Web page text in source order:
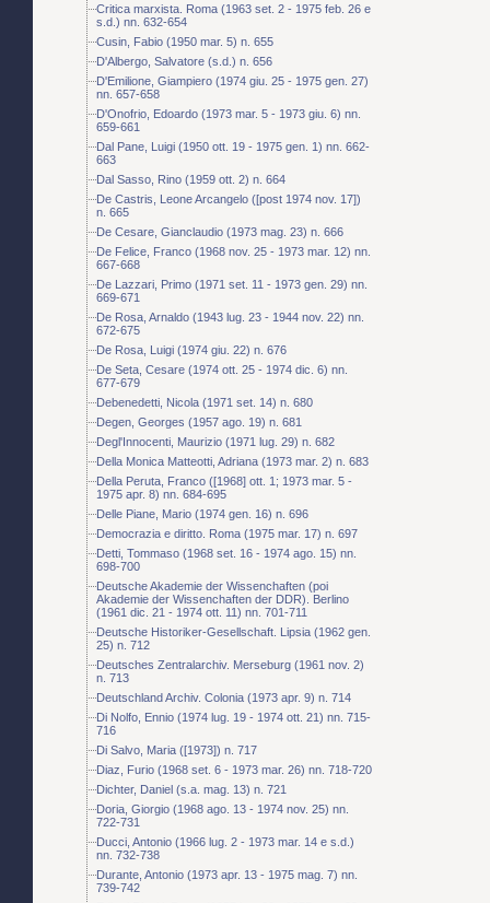
Critica marxista. Roma (1963 set. 2 - 1975 feb. 26 e
s.d.) nn. 632-654
Cusin, Fabio (1950 mar. 5) n. 655
D'Albergo, Salvatore (s.d.) n. 656
D'Emilione, Giampiero (1974 giu. 25 - 1975 gen. 27)
nn. 657-658
D'Onofrio, Edoardo (1973 mar. 5 - 1973 giu. 6) nn.
659-661
Dal Pane, Luigi (1950 ott. 19 - 1975 gen. 1) nn. 662-
663
Dal Sasso, Rino (1959 ott. 2) n. 664
De Castris, Leone Arcangelo ([post 1974 nov. 17])
n. 665
De Cesare, Gianclaudio (1973 mag. 23) n. 666
De Felice, Franco (1968 nov. 25 - 1973 mar. 12) nn.
667-668
De Lazzari, Primo (1971 set. 11 - 1973 gen. 29) nn.
669-671
De Rosa, Arnaldo (1943 lug. 23 - 1944 nov. 22) nn.
672-675
De Rosa, Luigi (1974 giu. 22) n. 676
De Seta, Cesare (1974 ott. 25 - 1974 dic. 6) nn.
677-679
Debenedetti, Nicola (1971 set. 14) n. 680
Degen, Georges (1957 ago. 19) n. 681
Degl'Innocenti, Maurizio (1971 lug. 29) n. 682
Della Monica Matteotti, Adriana (1973 mar. 2) n. 683
Della Peruta, Franco ([1968] ott. 1; 1973 mar. 5 -
1975 apr. 8) nn. 684-695
Delle Piane, Mario (1974 gen. 16) n. 696
Democrazia e diritto. Roma (1975 mar. 17) n. 697
Detti, Tommaso (1968 set. 16 - 1974 ago. 15) nn.
698-700
Deutsche Akademie der Wissenchaften (poi
Akademie der Wissenchaften der DDR). Berlino
(1961 dic. 21 - 1974 ott. 11) nn. 701-711
Deutsche Historiker-Gesellschaft. Lipsia (1962 gen.
25) n. 712
Deutsches Zentralarchiv. Merseburg (1961 nov. 2)
n. 713
Deutschland Archiv. Colonia (1973 apr. 9) n. 714
Di Nolfo, Ennio (1974 lug. 19 - 1974 ott. 21) nn. 715-
716
Di Salvo, Maria ([1973]) n. 717
Diaz, Furio (1968 set. 6 - 1973 mar. 26) nn. 718-720
Dichter, Daniel (s.a. mag. 13) n. 721
Doria, Giorgio (1968 ago. 13 - 1974 nov. 25) nn.
722-731
Ducci, Antonio (1966 lug. 2 - 1973 mar. 14 e s.d.)
nn. 732-738
Durante, Antonio (1973 apr. 13 - 1975 mag. 7) nn.
739-742